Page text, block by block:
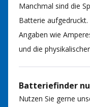
Manchmal sind die
Batterie
Angaben wie
und die
Batteriefinder
Nutzen Sie gerne